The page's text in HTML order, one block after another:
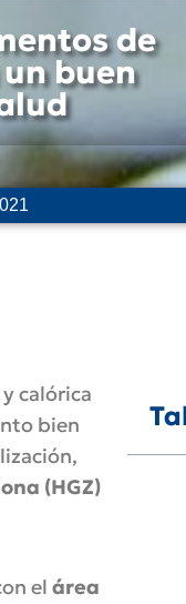
de
buen
calórica
bien
(HGZ)
el área